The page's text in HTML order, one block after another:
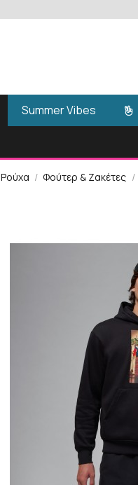
Summer Vibes
Ρούχα Φούτερ & Ζακέτες